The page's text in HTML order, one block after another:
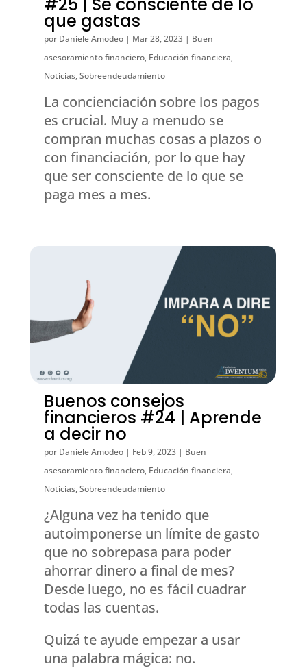
#25 | Sé consciente de lo
que gastas
por Daniele Amodeo| Mar 28, 2023| Buen
asesoramiento financiero, Educación financiera,
Noticias,Sobreendeudamiento
La concienciación sobre los pagos
es crucial. Muy a menudo se
compran muchas cosas a plazos o
con financiación, por lo que hay
que ser consciente de lo que se
paga mes a mes.
Buenos consejos
financieros #24 | Aprende
a decir no
por Daniele Amodeo| Feb 9, 2023| Buen
asesoramiento financiero, Educación financiera,
Noticias,Sobreendeudamiento
¿Alguna vez ha tenido que
autoimponerse un límite de gasto
que no sobrepasa para poder
ahorrar dinero a final de mes?
Desde luego, no es fácil cuadrar
todas las cuentas.
Quizá te ayude empezar a usar
una palabra mágica: no.